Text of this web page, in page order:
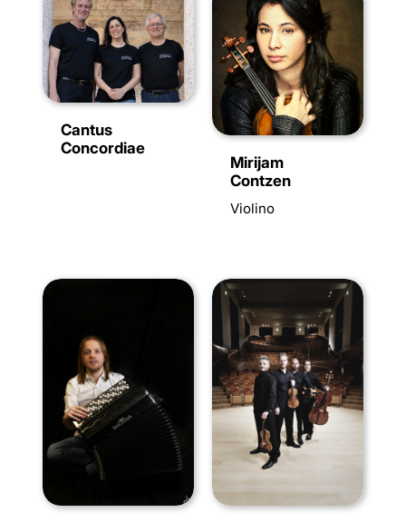
Cantus
Concordiae
Mirijam
Contzen
Violino